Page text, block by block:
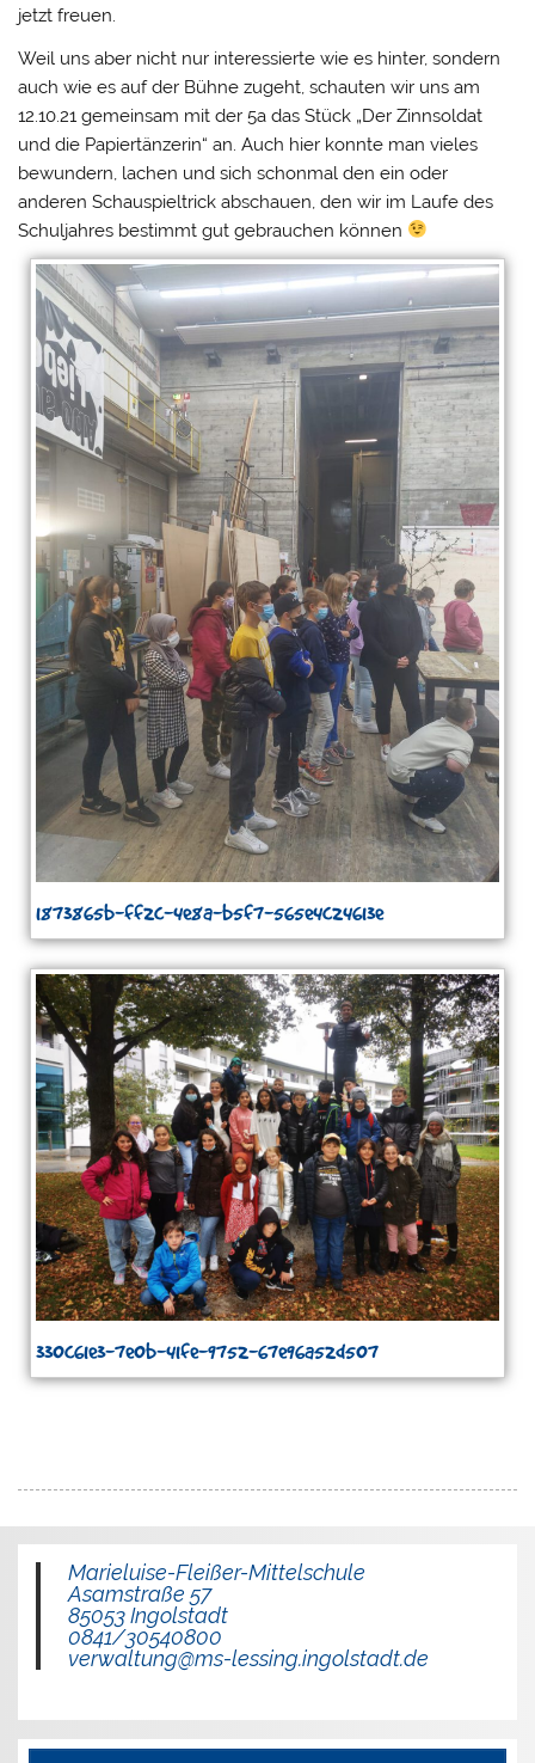
jetzt freuen.
Weil uns aber nicht nur interessierte wie es hinter, sondern
auch wie es auf der Bühne zugeht, schauten wir uns am
12.10.21 gemeinsam mit der 5a das Stück „Der Zinnsoldat
und die Papiertänzerin“ an. Auch hier konnte man vieles
bewundern, lachen und sich schonmal den ein oder
anderen Schauspieltrick abschauen, den wir im Laufe des
Schuljahres bestimmt gut gebrauchen können
1873865b-ff2c-4e8a-b5f7-565e4c24613e
330c61e3-7e0b-41fe-9752-67e96a52d507
Marieluise-Fleißer-Mittelschule
Asamstraße 57
85053 Ingolstadt
0841/30540800
verwaltung@ms-lessing.ingolstadt.de